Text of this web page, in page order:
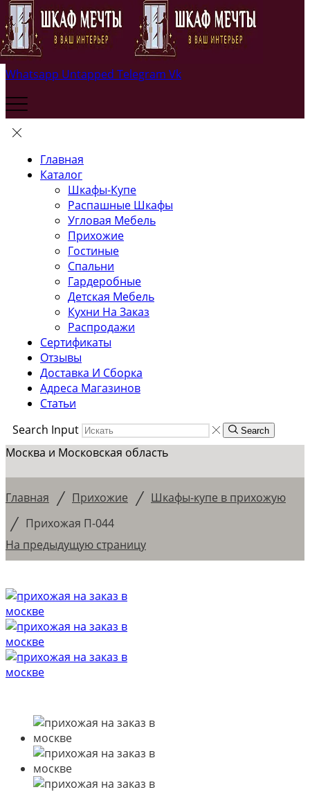
Whatsapp Untapped Telegram Vk
Главная
Каталог
Шкафы-Купе
Распашные Шкафы
Угловая Мебель
Прихожие
Гостиные
Спальни
Гардеробные
Детская Мебель
Кухни На Заказ
Распродажи
Сертификаты
Отзывы
Доставка И Сборка
Адреса Магазинов
Статьи
Search Input
Search
Москва и Московская область
Главная / Прихожие / Шкафы-купе в прихожую
/ Прихожая П-044
На предыдущую страницу